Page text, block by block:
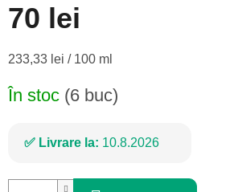
70 lei
Evaluare
233,33 lei / 100 ml
În stoc (6 buc)
Livrare la: 10.8.2026